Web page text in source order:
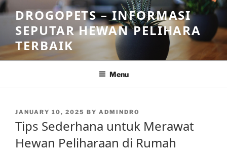
Skip
to
content
DROGOPETS – INFORMASI
SEPUTAR HEWAN PELIHARA
TERBAIK
Menu
POSTED
ON
JANUARY 10, 2025 BY ADMINDRO
Tips Sederhana untuk Merawat
Hewan Peliharaan di Rumah